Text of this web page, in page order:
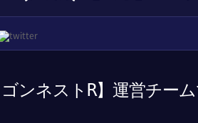
ゴンネストR】運営チー